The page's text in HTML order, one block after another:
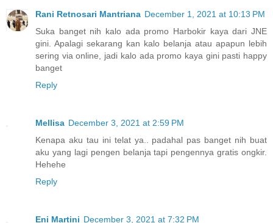
Rani Retnosari Mantriana December 1, 2021 at 10:13 PM
Suka banget nih kalo ada promo Harbokir kaya dari JNE
gini. Apalagi sekarang kan kalo belanja atau apapun lebih
sering via online, jadi kalo ada promo kaya gini pasti happy
banget
Reply
Mellisa December 3, 2021 at 2:59 PM
Kenapa aku tau ini telat ya.. padahal pas banget nih buat
aku yang lagi pengen belanja tapi pengennya gratis ongkir.
Hehehe
Reply
Eni Martini December 3, 2021 at 7:32 PM